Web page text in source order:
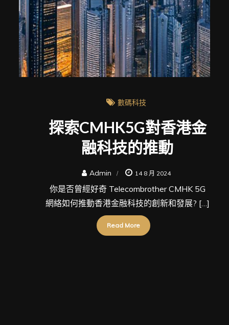
數碼科技
探索CMHK5G對香港金
融科技的推動
Admin 14 8 月 2024
你是否曾經好奇 Telecombrother CMHK 5G
網絡如何推動香港金融科技的創新和發展? […]
Read More